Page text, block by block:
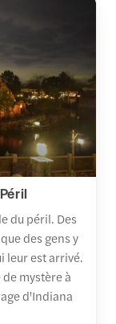
du péril. Des
des gens y
leur est arrivé.
mystère à
d'Indiana